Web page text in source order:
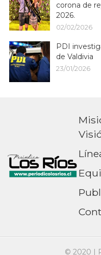
corona de
2026.
02/02/2026
PDI
de Valdivia
23/01/2026
© 2020 |